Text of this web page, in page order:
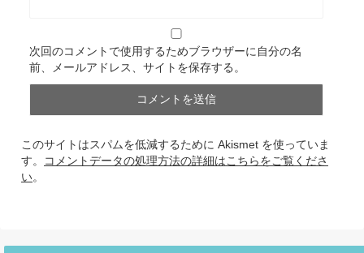
次回のコメントで使用するためブラウザーに自分の名
前、メールアドレス、サイトを保存する。
このサイトはスパムを低減するために Akismet を使っていま
す。
コメントデータの処理方法の詳細はこちらをご覧くださ
い。